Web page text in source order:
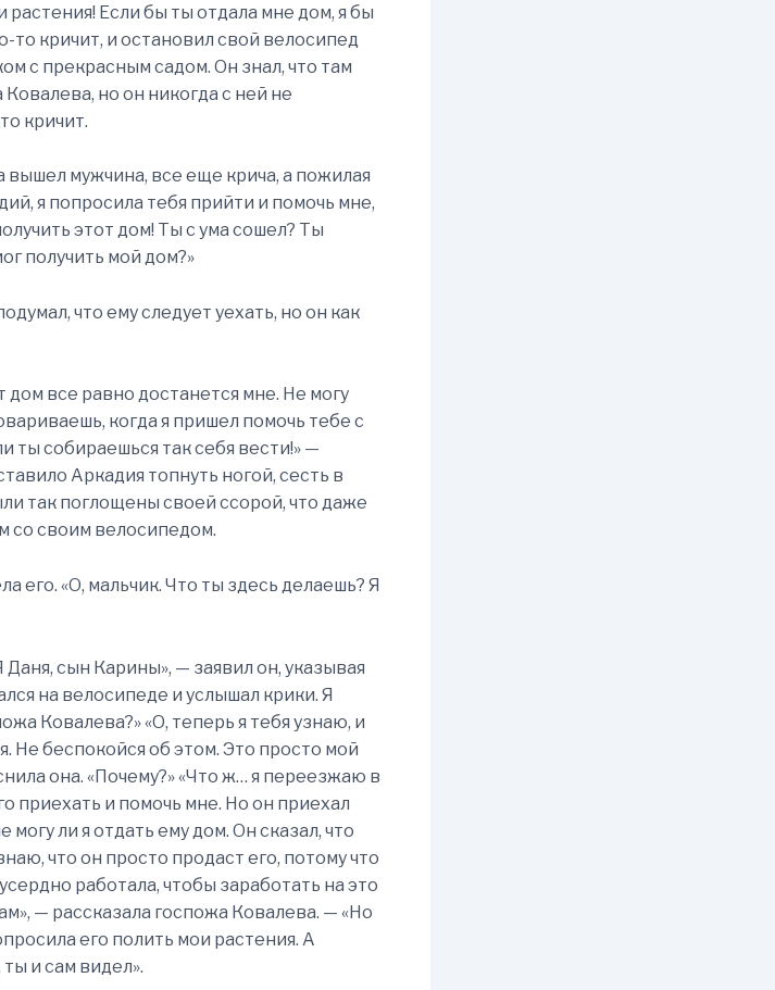
Если бы ты отдала мне дом, я бы
то кричит, и остановил свой велосипед
с прекрасным садом. Он знал, что там
но он никогда с ней не
кричит.
вышел мужчина, все еще крича, а пожилая
я попросила тебя прийти и помочь мне,
этот дом! Ты с ума сошел? Ты
получить мой дом?»
что ему следует уехать, но он как
все равно достанется мне. Не могу
когда я пришел помочь тебе с
ты собираешься так себя вести!» —
Аркадия топнуть ногой, сесть в
так поглощены своей ссорой, что даже
со своим велосипедом.
его. «О, мальчик. Что ты здесь делаешь? Я
сын Карины», — заявил он, указывая
на велосипеде и услышал крики. Я
Ковалева?» «О, теперь я тебя узнаю, и
Не беспокойся об этом. Это просто мой
она. «Почему?» «Что ж… я переезжаю в
приехать и помочь мне. Но он приехал
могу ли я отдать ему дом. Он сказал, что
что он просто продаст его, потому что
работала, чтобы заработать на это
— рассказала госпожа Ковалева. — «Но
его полить мои растения. А
и сам видел».